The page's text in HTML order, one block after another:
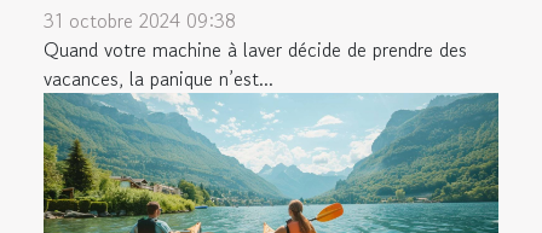
31 octobre 2024 09:38
Quand votre machine à laver décide de prendre des
vacances, la panique n’est...